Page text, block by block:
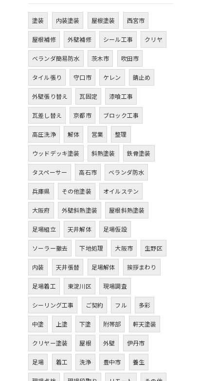
塗装 内装塗装 屋根塗装 西宮市
屋根補修 外壁補修 シール工事 クリヤ
ベランダ簡易防水 茨木市 吹田市
タイル張り 守口市 ケレン 錆止め
外壁張り替え 瓦固定 漆喰工事
瓦差し替え 京都市 ブロック工事
高圧洗浄 解体 営業 整理
ウッドデッキ塗装 斜熱塗装 鉄骨塗装
タスペーサー 高石市 ベランダ防水
兵庫県 その他塗装 オイルステン
大阪府 外壁斜熱塗装 屋根斜熱塗装
足場組立 天井解体 足場仮設
ソーラー撤去 下地処理 大阪市 生野区
内装 天井張替 足場解体 挨拶まわり
足場着工 東淀川区 現場調査
シーリング工事 ご契約 フル 多彩
中塗 上塗 下塗 附帯部 軒天塗装
クリヤー塗装 屋根 外壁 伊丹市
足場 着工 洗浄 豊中市 養生